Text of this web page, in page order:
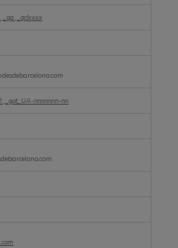
_ga _gclxxxx
_gat_UA-nnnnnnn-nn